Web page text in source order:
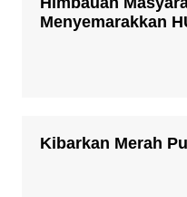
Menyemarakkan
Kibarkan Merah